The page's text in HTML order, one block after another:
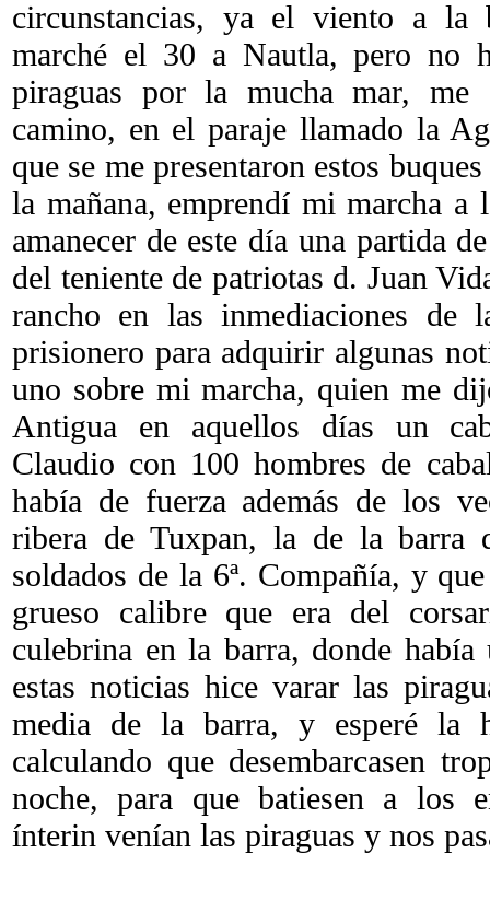
circunstancias, ya el viento a
marché el 30 a Nautla, pero no
piraguas por la mucha mar, me
camino, en el paraje llamado la
que se me presentaron estos
la mañana, emprendí mi marcha a
amanecer de este día una partida
del teniente de patriotas d. Juan
rancho en las inmediaciones de
prisionero para adquirir algunas
uno sobre mi marcha, quien me
Antigua en aquellos días un
Claudio con 100 hombres de
había de fuerza además de los
ribera de Tuxpan, la de la barra
soldados de la 6ª. Compañía, y
grueso calibre que era del
culebrina en la barra, donde
estas noticias hice varar las
media de la barra, y esperé la
calculando que desembarcasen
noche, para que batiesen a los
ínterin venían las piraguas y nos